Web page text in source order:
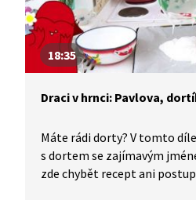
18:35
Draci v hrnci: Pavlova,
Máte rádi dorty? V tomto
s dortem se zajímavým
zde chybět recept ani